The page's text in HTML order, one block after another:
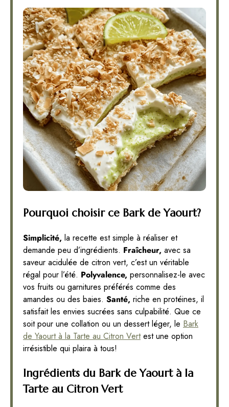
Pourquoi choisir ce Bark de Yaourt?
Simplicité, la recette est simple à réaliser et
demande peu d’ingrédients. Fraîcheur, avec sa
saveur acidulée de citron vert, c’est un véritable
régal pour l’été. Polyvalence, personnalisez-le avec
vos fruits ou garnitures préférés comme des
amandes ou des baies. Santé, riche en protéines, il
satisfait les envies sucrées sans culpabilité. Que ce
soit pour une collation ou un dessert léger, le Bark
de Yaourt à la Tarte au Citron Vertest une option
irrésistible qui plaira à tous!
Ingrédients du Bark de Yaourt à la
Tarte au Citron Vert